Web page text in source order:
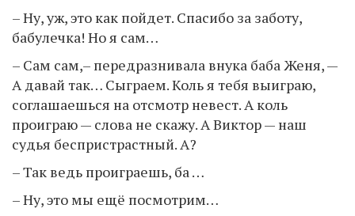
– Ну, уж, это как пойдет. Спасибо за заботу,
бабулечка! Но я сам…
– Сам сам,– передразнивала внука баба Женя, —
А давай так… Сыграем. Коль я тебя выиграю,
соглашаешься на отсмотр невест. А коль
проиграю — слова не скажу. А Виктор — наш
судья беспристрастный. А?
– Так ведь проиграешь, ба …
– Ну, это мы ещё посмотрим…